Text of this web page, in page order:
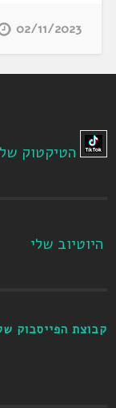
02/11/2023
הטיקטוק
היוטיוב שלי
קבוצת הפייסבוק